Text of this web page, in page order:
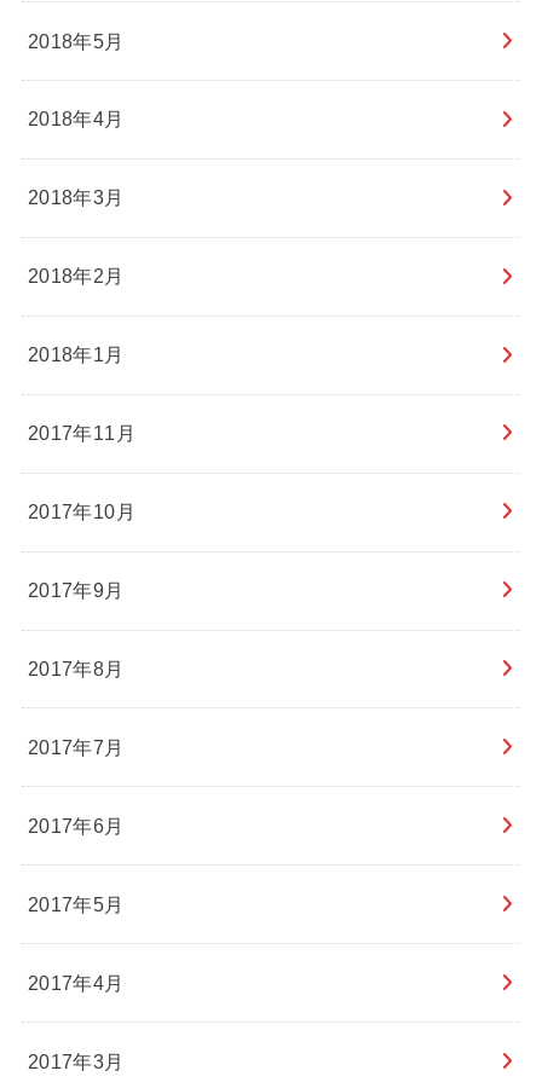
2018年5月
2018年4月
2018年3月
2018年2月
2018年1月
2017年11月
2017年10月
2017年9月
2017年8月
2017年7月
2017年6月
2017年5月
2017年4月
2017年3月